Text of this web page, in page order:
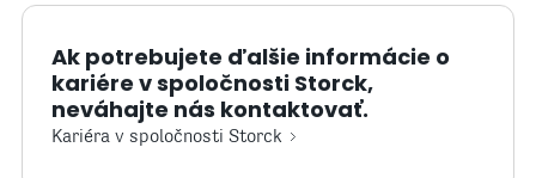
Ak potrebujete ďalšie informácie o
kariére v spoločnosti Storck,
neváhajte nás kontaktovať.
Kariéra v spoločnosti Storck